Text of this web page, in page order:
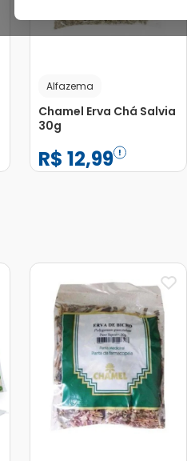
Alfazema
Chamel Erva Chá Salvia
30g
R$ 12,99